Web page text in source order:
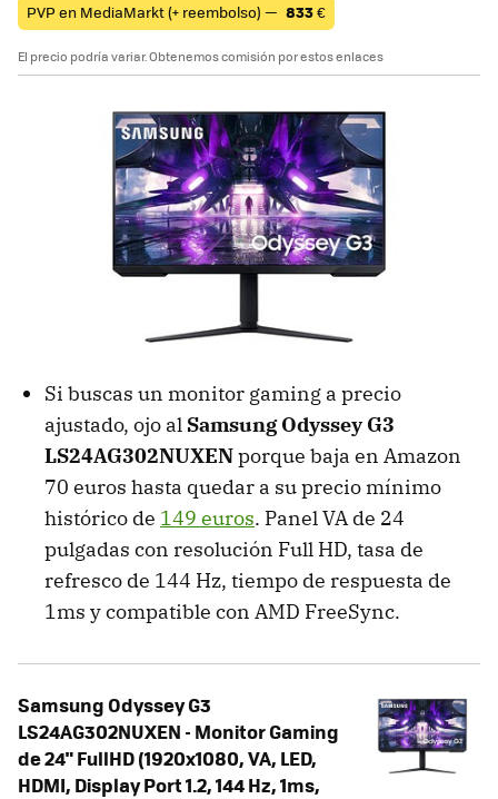
PVP en MediaMarkt (+ reembolso) — 833€
El precio podría variar. Obtenemos comisión por estos enlaces
Si buscas un monitor gaming a precio
ajustado, ojo al Samsung Odyssey G3
LS24AG302NUXENporque baja en Amazon
70 euros hasta quedar a su precio mínimo
histórico de 149 euros. Panel VA de 24
pulgadas con resolución Full HD, tasa de
refresco de 144 Hz, tiempo de respuesta de
1ms y compatible con AMD FreeSync.
Samsung Odyssey G3
LS24AG302NUXEN - Monitor Gaming
de 24" FullHD (1920x1080, VA, LED,
HDMI, Display Port 1.2, 144 Hz, 1ms,